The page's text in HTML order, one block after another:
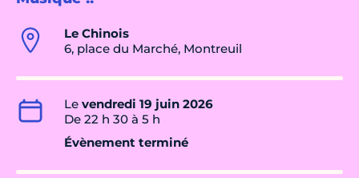
Le Chinois
6, place du Marché, Montreuil
Le vendredi 19 juin 2026
De 22 h 30 à 5 h
Évènement terminé